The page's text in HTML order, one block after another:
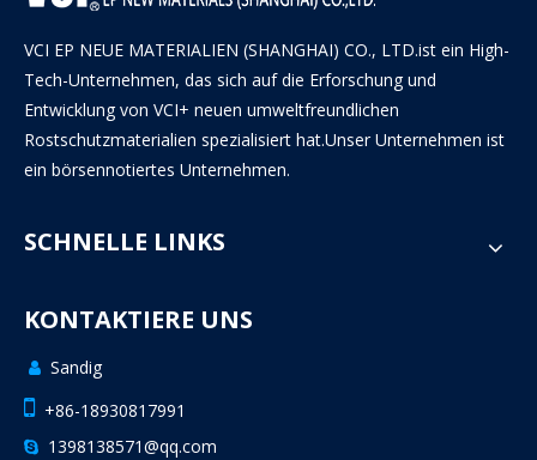
VCI EP NEUE MATERIALIEN (SHANGHAI) CO., LTD.ist ein High-
Tech-Unternehmen, das sich auf die Erforschung und
Entwicklung von VCI+ neuen umweltfreundlichen
Rostschutzmaterialien spezialisiert hat.Unser Unternehmen ist
ein börsennotiertes Unternehmen.
SCHNELLE LINKS
KONTAKTIERE UNS
 Sandig
+86-18930817991
 1398138571@qq.com